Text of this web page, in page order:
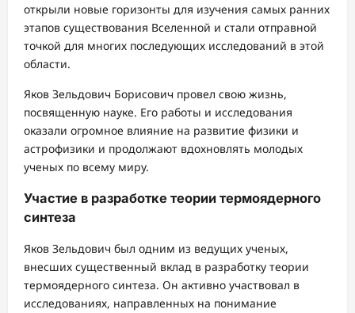
открыли новые горизонты для изучения самых ранних
этапов существования Вселенной и стали отправной
точкой для многих последующих исследований в этой
области.
Яков Зельдович Борисович провел свою жизнь,
посвященную науке. Его работы и исследования
оказали огромное влияние на развитие физики и
астрофизики и продолжают вдохновлять молодых
ученых по всему миру.
Участие в разработке теории термоядерного
синтеза
Яков Зельдович был одним из ведущих ученых,
внесших существенный вклад в разработку теории
термоядерного синтеза. Он активно участвовал в
исследованиях, направленных на понимание